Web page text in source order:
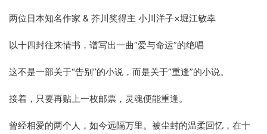
两位日本知名作家 & 芥川奖得主 小川洋子×堀江敏幸
以十四封往来情书，谱写出一曲“爱与命运”的绝唱
这不是一部关于“告别”的小说，而是关于“重逢”的小说。
接着，只要再贴上一枚邮票，灵魂便能重逢。
曾经相爱的两个人，如今远隔万里。被尘封的温柔回忆，在十